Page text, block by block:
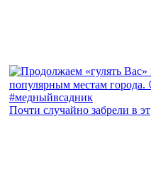
Почти случайно забрели в эт